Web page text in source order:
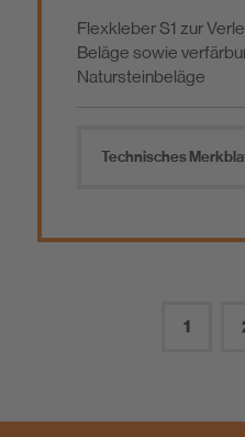
Flexkleber S1 zur
Beläge sowie
Natursteinbeläge
Technisches
1